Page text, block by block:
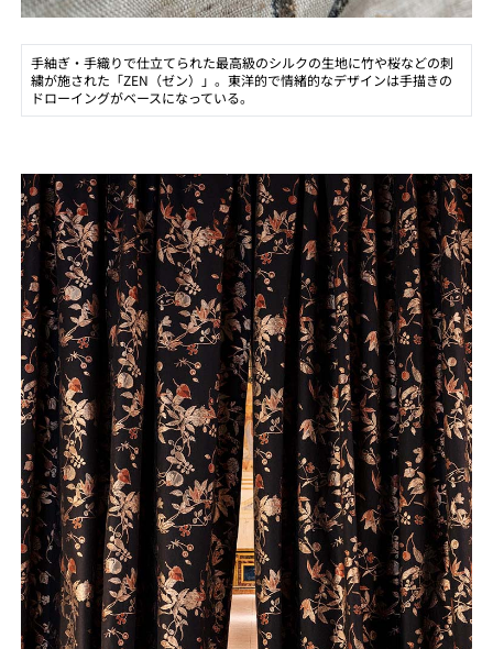
手紬ぎ・手織りで仕立てられた最高級のシルクの生地に竹や桜などの刺
繍が施された「ZEN（ゼン）」。東洋的で情緒的なデザインは手描きの
ドローイングがベースになっている。